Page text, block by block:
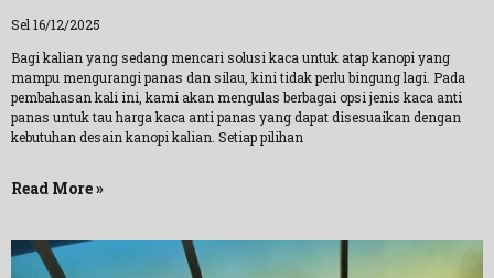
Sel 16/12/2025
Bagi kalian yang sedang mencari solusi kaca untuk atap kanopi yang
mampu mengurangi panas dan silau, kini tidak perlu bingung lagi. Pada
pembahasan kali ini, kami akan mengulas berbagai opsi jenis kaca anti
panas untuk tau harga kaca anti panas yang dapat disesuaikan dengan
kebutuhan desain kanopi kalian. Setiap pilihan
Read More »